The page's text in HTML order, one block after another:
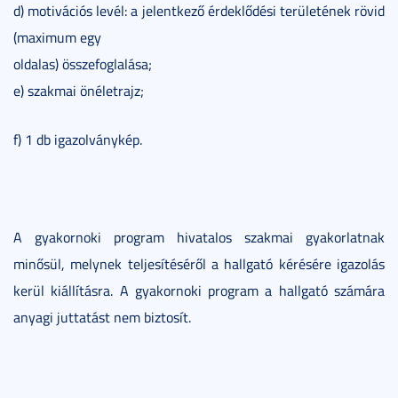
d) motivációs levél: a jelentkező érdeklődési területének rövid
(maximum egy
oldalas) összefoglalása;
e) szakmai önéletrajz;
f) 1 db igazolványkép.
A gyakornoki program hivatalos szakmai gyakorlatnak
minősül, melynek teljesítéséről a hallgató kérésére igazolás
kerül kiállításra. A gyakornoki program a hallgató számára
anyagi juttatást nem biztosít.